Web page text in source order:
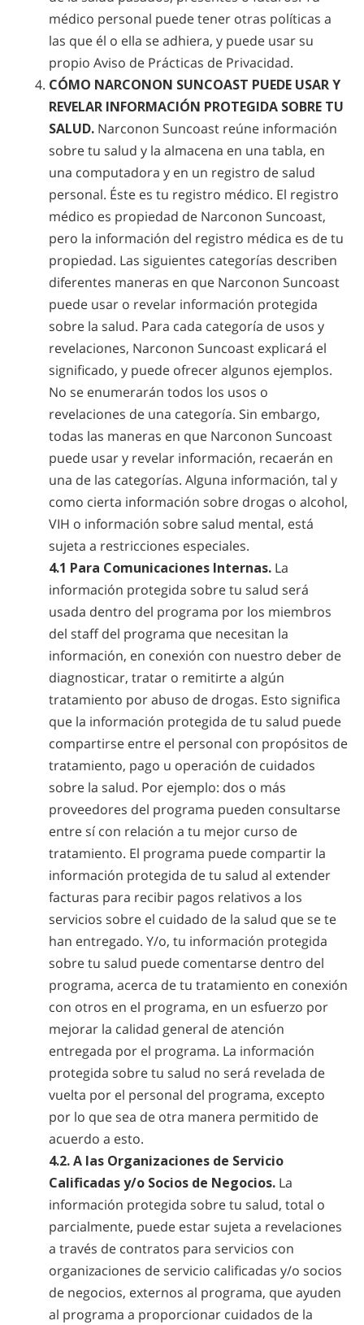
médico personal puede tener otras políticas a
las que él o ella se adhiera, y puede usar su
propio Aviso de Prácticas de Privacidad.
CÓMO NARCONON SUNCOAST PUEDE USAR Y
REVELAR INFORMACIÓN PROTEGIDA SOBRE TU
SALUD. Narconon Suncoast reúne información
sobre tu salud y la almacena en una tabla, en
una computadora y en un registro de salud
personal. Éste es tu registro médico. El registro
médico es propiedad de Narconon Suncoast,
pero la información del registro médica es de tu
propiedad. Las siguientes categorías describen
diferentes maneras en que Narconon Suncoast
puede usar o revelar información protegida
sobre la salud. Para cada categoría de usos y
revelaciones, Narconon Suncoast explicará el
significado, y puede ofrecer algunos ejemplos.
No se enumerarán todos los usos o
revelaciones de una categoría. Sin embargo,
todas las maneras en que Narconon Suncoast
puede usar y revelar información, recaerán en
una de las categorías. Alguna información, tal y
como cierta información sobre drogas o alcohol,
VIH o información sobre salud mental, está
sujeta a restricciones especiales.
4.1 Para Comunicaciones Internas. La
información protegida sobre tu salud será
usada dentro del programa por los miembros
del staff del programa que necesitan la
información, en conexión con nuestro deber de
diagnosticar, tratar o remitirte a algún
tratamiento por abuso de drogas. Esto significa
que la información protegida de tu salud puede
compartirse entre el personal con propósitos de
tratamiento, pago u operación de cuidados
sobre la salud. Por ejemplo: dos o más
proveedores del programa pueden consultarse
entre sí con relación a tu mejor curso de
tratamiento. El programa puede compartir la
información protegida de tu salud al extender
facturas para recibir pagos relativos a los
servicios sobre el cuidado de la salud que se te
han entregado. Y/o, tu información protegida
sobre tu salud puede comentarse dentro del
programa, acerca de tu tratamiento en conexión
con otros en el programa, en un esfuerzo por
mejorar la calidad general de atención
entregada por el programa. La información
protegida sobre tu salud no será revelada de
vuelta por el personal del programa, excepto
por lo que sea de otra manera permitido de
acuerdo a esto.
4.2. A las Organizaciones de Servicio
Calificadas y/o Socios de Negocios. La
información protegida sobre tu salud, total o
parcialmente, puede estar sujeta a revelaciones
a través de contratos para servicios con
organizaciones de servicio calificadas y/o socios
de negocios, externos al programa, que ayuden
al programa a proporcionar cuidados de la